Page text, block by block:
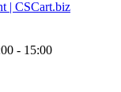
- 15:00